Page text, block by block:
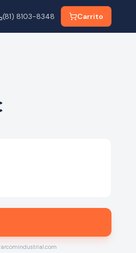
(81) 8103-8348 Carrito